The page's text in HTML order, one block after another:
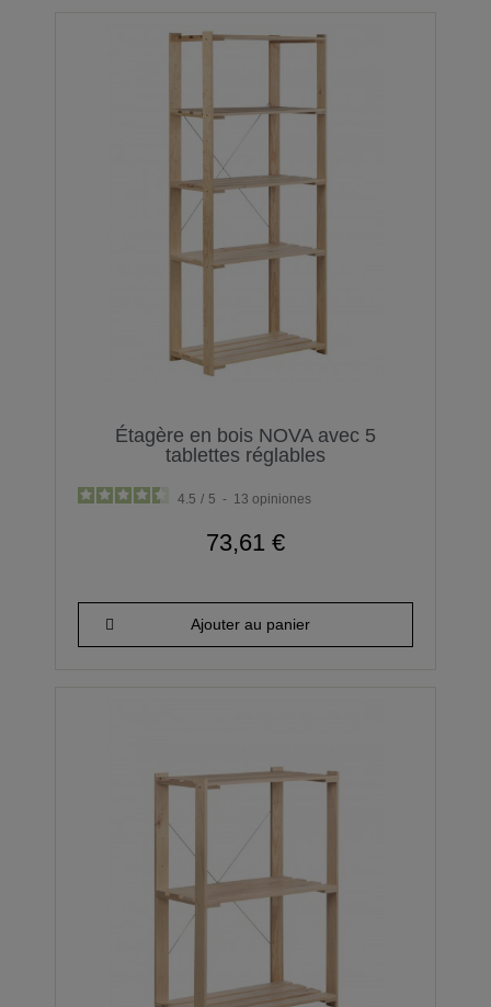
Étagère en bois NOVA avec 5
tablettes réglables
4.5 / 5 - 13 opiniones
73,61 €
Ajouter au panier